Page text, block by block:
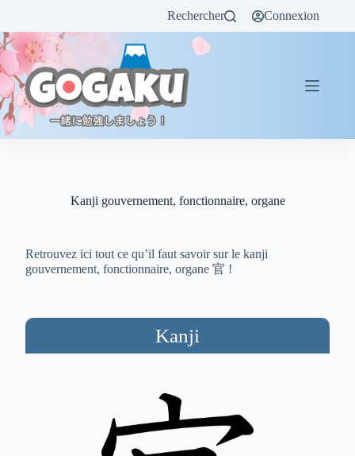
Rechercher Connexion
Kanji gouvernement, fonctionnaire, organe
Retrouvez ici tout ce qu’il faut savoir sur le kanji
gouvernement, fonctionnaire, organe 官 !
Kanji